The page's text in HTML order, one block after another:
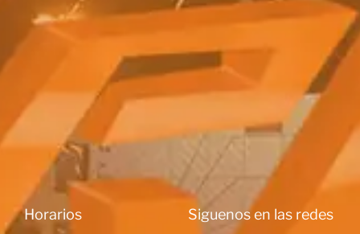
Horarios Siguenos en las redes